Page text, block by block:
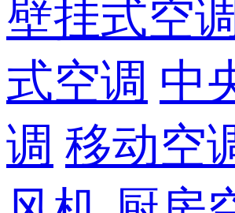
壁挂式空调
式空调 中
调 移动空